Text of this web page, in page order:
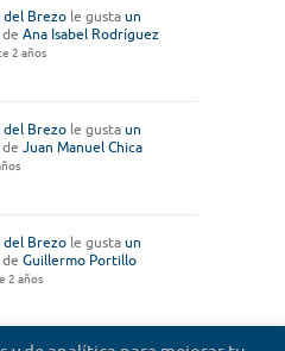
del Brezo le gusta un
de Ana Isabel Rodríguez
2 años
del Brezo le gusta un
de Juan Manuel Chica
del Brezo le gusta un
de Guillermo Portillo
2 años